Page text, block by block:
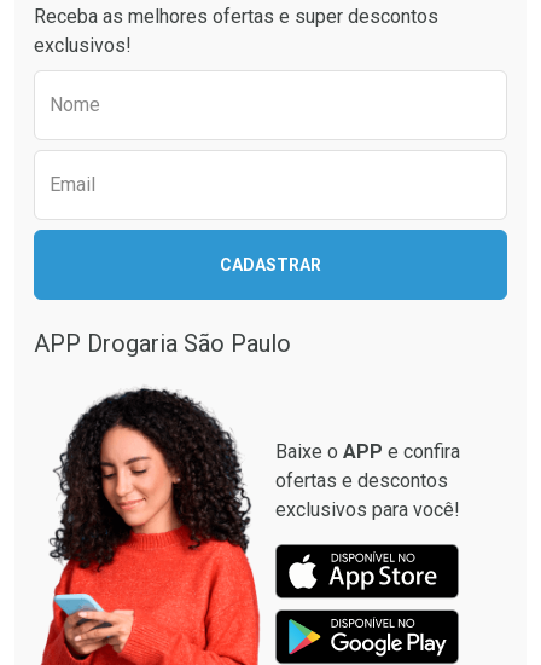
Comprar sem Desconto
Comprar sem Desconto
Comprar sem Desconto
Comprar sem Desconto
Receba as melhores ofertas e super descontos
exclusivos!
Nome
Email
CADASTRAR
APP Drogaria São Paulo
Baixe o APP e confira
ofertas e descontos
exclusivos para você!